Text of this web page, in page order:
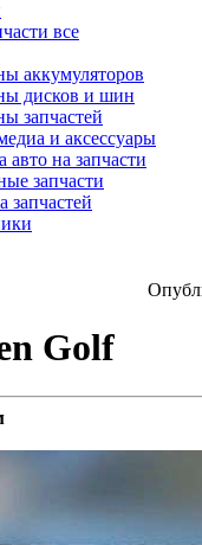
все
аккумуляторов
дисков и шин
запчастей
и аксессуары
авто на запчасти
запчасти
запчастей
Golf